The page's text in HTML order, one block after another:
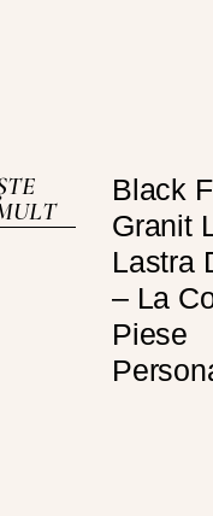
Black
Granit
Lastra
– La
Piese